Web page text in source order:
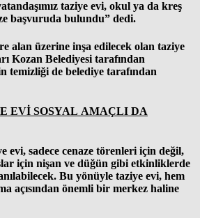
taziye evi, okul ya da kreş
başvuruda bulundu” dedi.
alan üzerine inşa edilecek olan taziye
Kozan Belediyesi tarafından
temizliği de belediye tarafından
EVİ SOSYAL AMAÇLI DA
evi, sadece cenaze törenleri için değil,
için nişan ve düğün gibi etkinliklerde
Bu yönüyle taziye evi, hem
açısından önemli bir merkez haline